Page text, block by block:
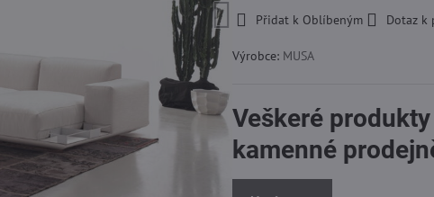
Přidat k Oblíbeným Dotaz k
Výrobce: MUSA
Veškeré
kamenné